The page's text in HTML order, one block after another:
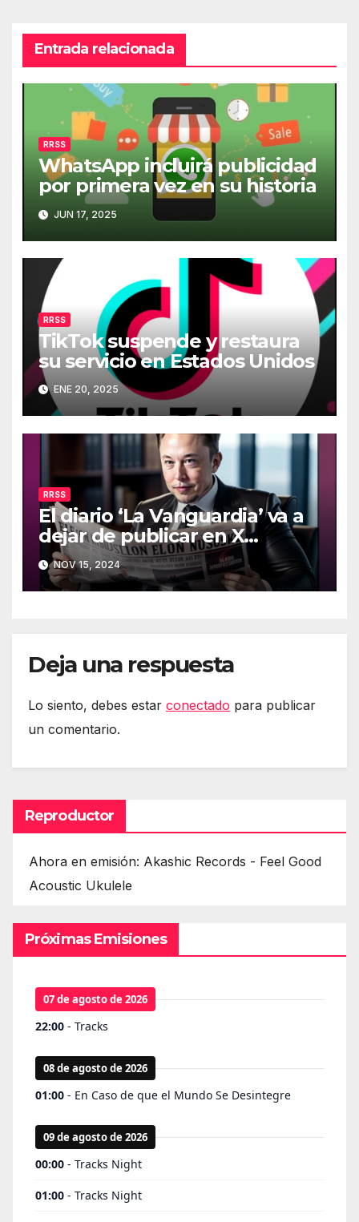
Entrada relacionada
RRSS
WhatsApp incluirá publicidad
por primera vez en su historia
JUN 17, 2025
RRSS
TikTok suspende y restaura
su servicio en Estados Unidos
ENE 20, 2025
RRSS
El diario ‘La Vanguardia’ va a
dejar de publicar en X
(Twitter)
NOV 15, 2024
Deja una respuesta
Lo siento, debes estar conectado para publicar
un comentario.
Reproductor
Ahora en emisión: Akashic Records - Feel Good
Acoustic Ukulele
Próximas Emisiones